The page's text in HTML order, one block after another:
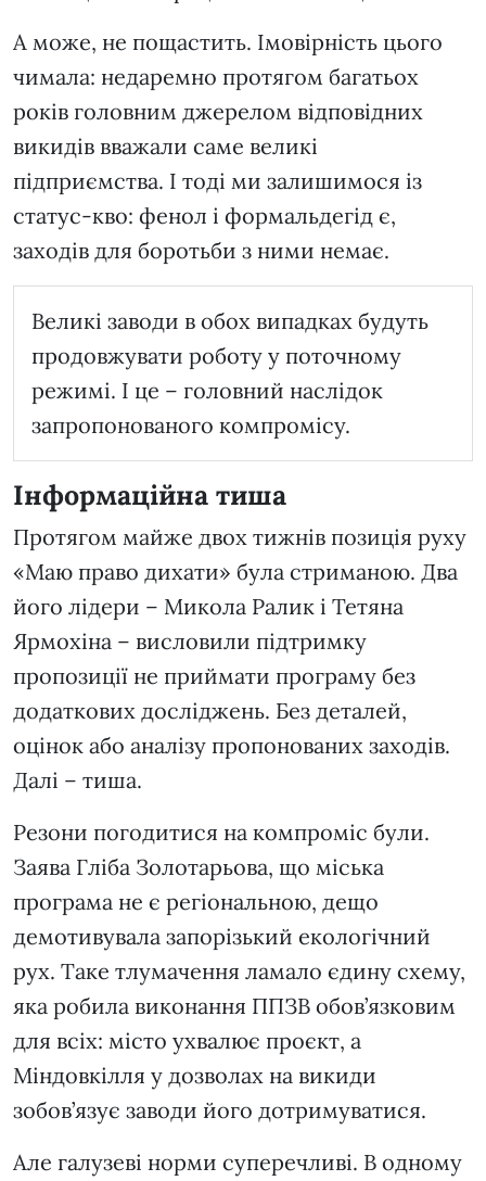
А може, не пощастить. Імовірність цього
чимала: недаремно протягом багатьох
років головним джерелом відповідних
викидів вважали саме великі
підприємства. І тоді ми залишимося із
статус-кво: фенол і формальдегід є,
заходів для боротьби з ними немає.
Великі заводи в обох випадках будуть
продовжувати роботу у поточному
режимі. І це – головний наслідок
запропонованого компромісу.
Інформаційна тиша
Протягом майже двох тижнів позиція руху
«Маю право дихати» була стриманою. Два
його лідери – Микола Ралик і Тетяна
Ярмохіна – висловили підтримку
пропозиції не приймати програму без
додаткових досліджень. Без деталей,
оцінок або аналізу пропонованих заходів.
Далі – тиша.
Резони погодитися на компроміс були.
Заява Гліба Золотарьова, що міська
програма не є регіональною, дещо
демотивувала запорізький екологічний
рух. Таке тлумачення ламало єдину схему,
яка робила виконання ППЗВ обов’язковим
для всіх: місто ухвалює проєкт, а
Міндовкілля у дозволах на викиди
зобов’язує заводи його дотримуватися.
Але галузеві норми суперечливі. В одному